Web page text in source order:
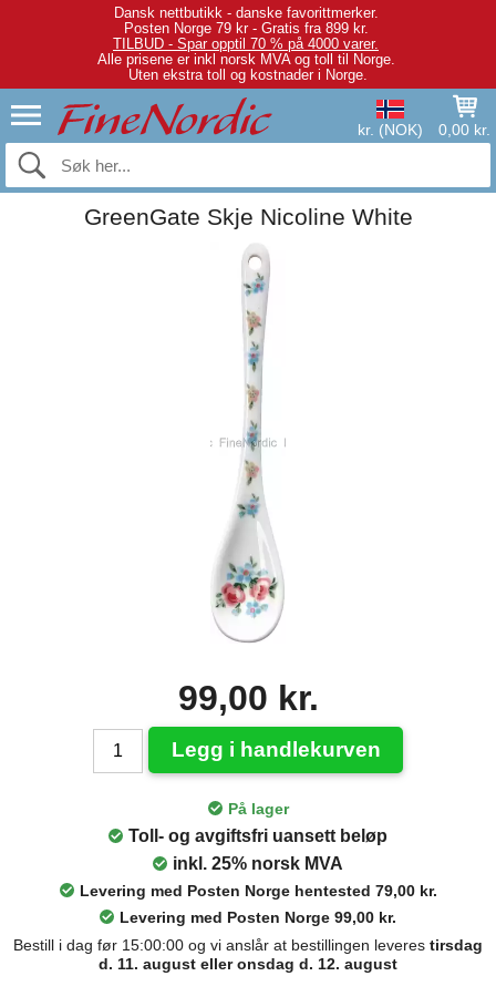
Dansk nettbutikk - danske favorittmerker.
Posten Norge 79 kr - Gratis fra 899 kr.
TILBUD - Spar opptil 70 % på 4000 varer.
Alle prisene er inkl norsk MVA og toll til Norge.
Uten ekstra toll og kostnader i Norge.
kr. (NOK) 0,00 kr.
GreenGate Skje Nicoline White
99,00 kr.
Legg i handlekurven
På lager
Toll- og avgiftsfri uansett beløp
inkl. 25% norsk MVA
Levering med Posten Norge hentested 79,00 kr.
Levering med Posten Norge 99,00 kr.
Bestill i dag før 15:00:00 og vi anslår at bestillingen leveres tirsdag
d. 11. august eller onsdag d. 12. august